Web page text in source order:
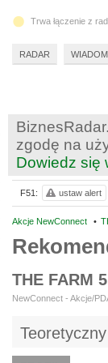
zgodę na
Dowiedz się
Akcje NewConnect •
THE FARM
NewConnect - Akcje/
F51: ustaw alert
13
Trwa łączenie z
RADAR